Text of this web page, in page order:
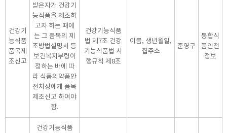
건강기
능식품
품목제
조신고
받은자가 건강기
능식품을 제조하
고자 하는 때에
는 그 품목의 제
조방법설명서 등
보건복지부령이
정하는 바에 따
라 식품의약품안
전처장에게 품목
제조신고 하여야
함.
건강기능식품
법 제7조 건강
기능식품법 시
행규칙 제8조
이름, 생년월일,
집주소
준영구
통합식
품안전
정보
건강기능식품